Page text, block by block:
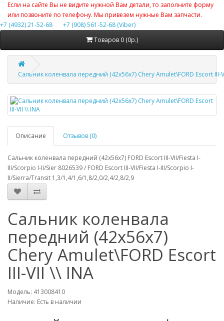
Если на сайте Вы не видите нужной Вам детали, то заполните форму
или позвоните по телефону. Мы привезем нужные Вам запчасти.
+7 (4932) 21-52-68
+7 (908) 561-52-68 (Viber)
Товаров 0 (0р.)
Сальник коленвала передний (42x56x7) Chery Amulet\FORD Escort III-
Описание Отзывов (0)
Сальник коленвала передний (42x56x7) FORD Escort III-VII/Fiesta I-
III/Scorpio I-II/Sier 8026539 / FORD Escort III-VII/Fiesta I-III/Scorpio I-
II/Sierra/Transit 1,3/1,4/1,6/1,8/2,0/2,4/2,8/2,9
Сальник коленвала
передний (42x56x7)
Chery Amulet\FORD Escort
III-VII \\ INA
Модель: 413008410
Наличие: Есть в наличии